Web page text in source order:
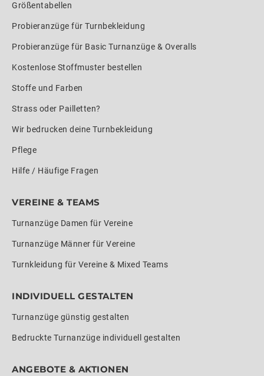
Größentabellen
Probieranzüge für Turnbekleidung
Probieranzüge für Basic Turnanzüge & Overalls
Kostenlose Stoffmuster bestellen
Stoffe und Farben
Strass oder Pailletten?
Wir bedrucken deine Turnbekleidung
Pflege
Hilfe / Häufige Fragen
VEREINE & TEAMS
Turnanzüge Damen für Vereine
Turnanzüge Männer für Vereine
Turnkleidung für Vereine & Mixed Teams
INDIVIDUELL GESTALTEN
Turnanzüge günstig gestalten
Bedruckte Turnanzüge individuell gestalten
ANGEBOTE & AKTIONEN